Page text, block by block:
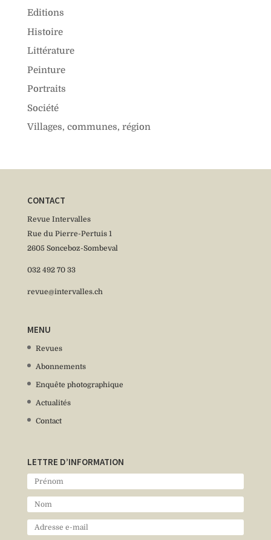
Editions
Histoire
Littérature
Peinture
Portraits
Société
Villages, communes, région
CONTACT
Revue Intervalles
Rue du Pierre-Pertuis 1
2605 Sonceboz-Sombeval
032 492 70 33
revue@intervalles.ch
MENU
Revues
Abonnements
Enquête photographique
Actualités
Contact
LETTRE D’INFORMATION